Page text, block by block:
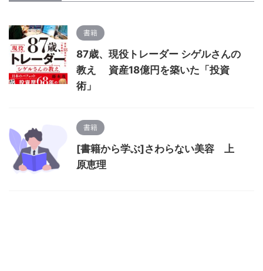
書籍
87歳、現役トレーダー シゲルさんの
教え 資産18億円を築いた「投資
術」
書籍
[書籍から学ぶ]さわらない美容 上
原恵理